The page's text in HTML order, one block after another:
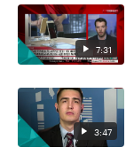
7:31
3:47